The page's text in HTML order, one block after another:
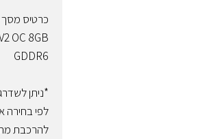
OC 8GB
GDDR6
*ניתן
לפי בחירה
להרכבת